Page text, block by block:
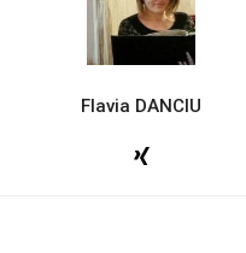
Flavia DANCIU